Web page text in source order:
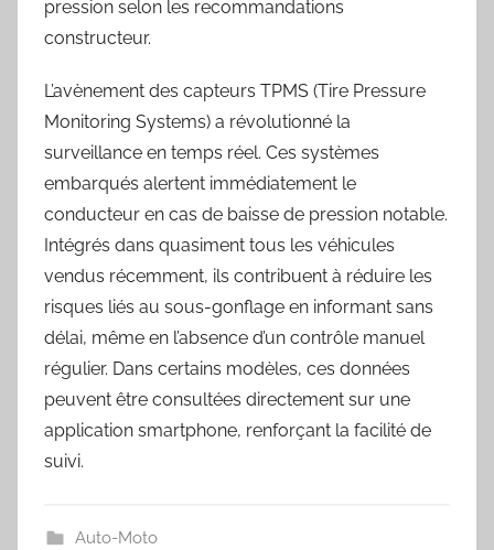
pression selon les recommandations
constructeur.
L’avènement des capteurs TPMS (Tire Pressure
Monitoring Systems) a révolutionné la
surveillance en temps réel. Ces systèmes
embarqués alertent immédiatement le
conducteur en cas de baisse de pression notable.
Intégrés dans quasiment tous les véhicules
vendus récemment, ils contribuent à réduire les
risques liés au sous-gonflage en informant sans
délai, même en l’absence d’un contrôle manuel
régulier. Dans certains modèles, ces données
peuvent être consultées directement sur une
application smartphone, renforçant la facilité de
suivi.
Auto-Moto